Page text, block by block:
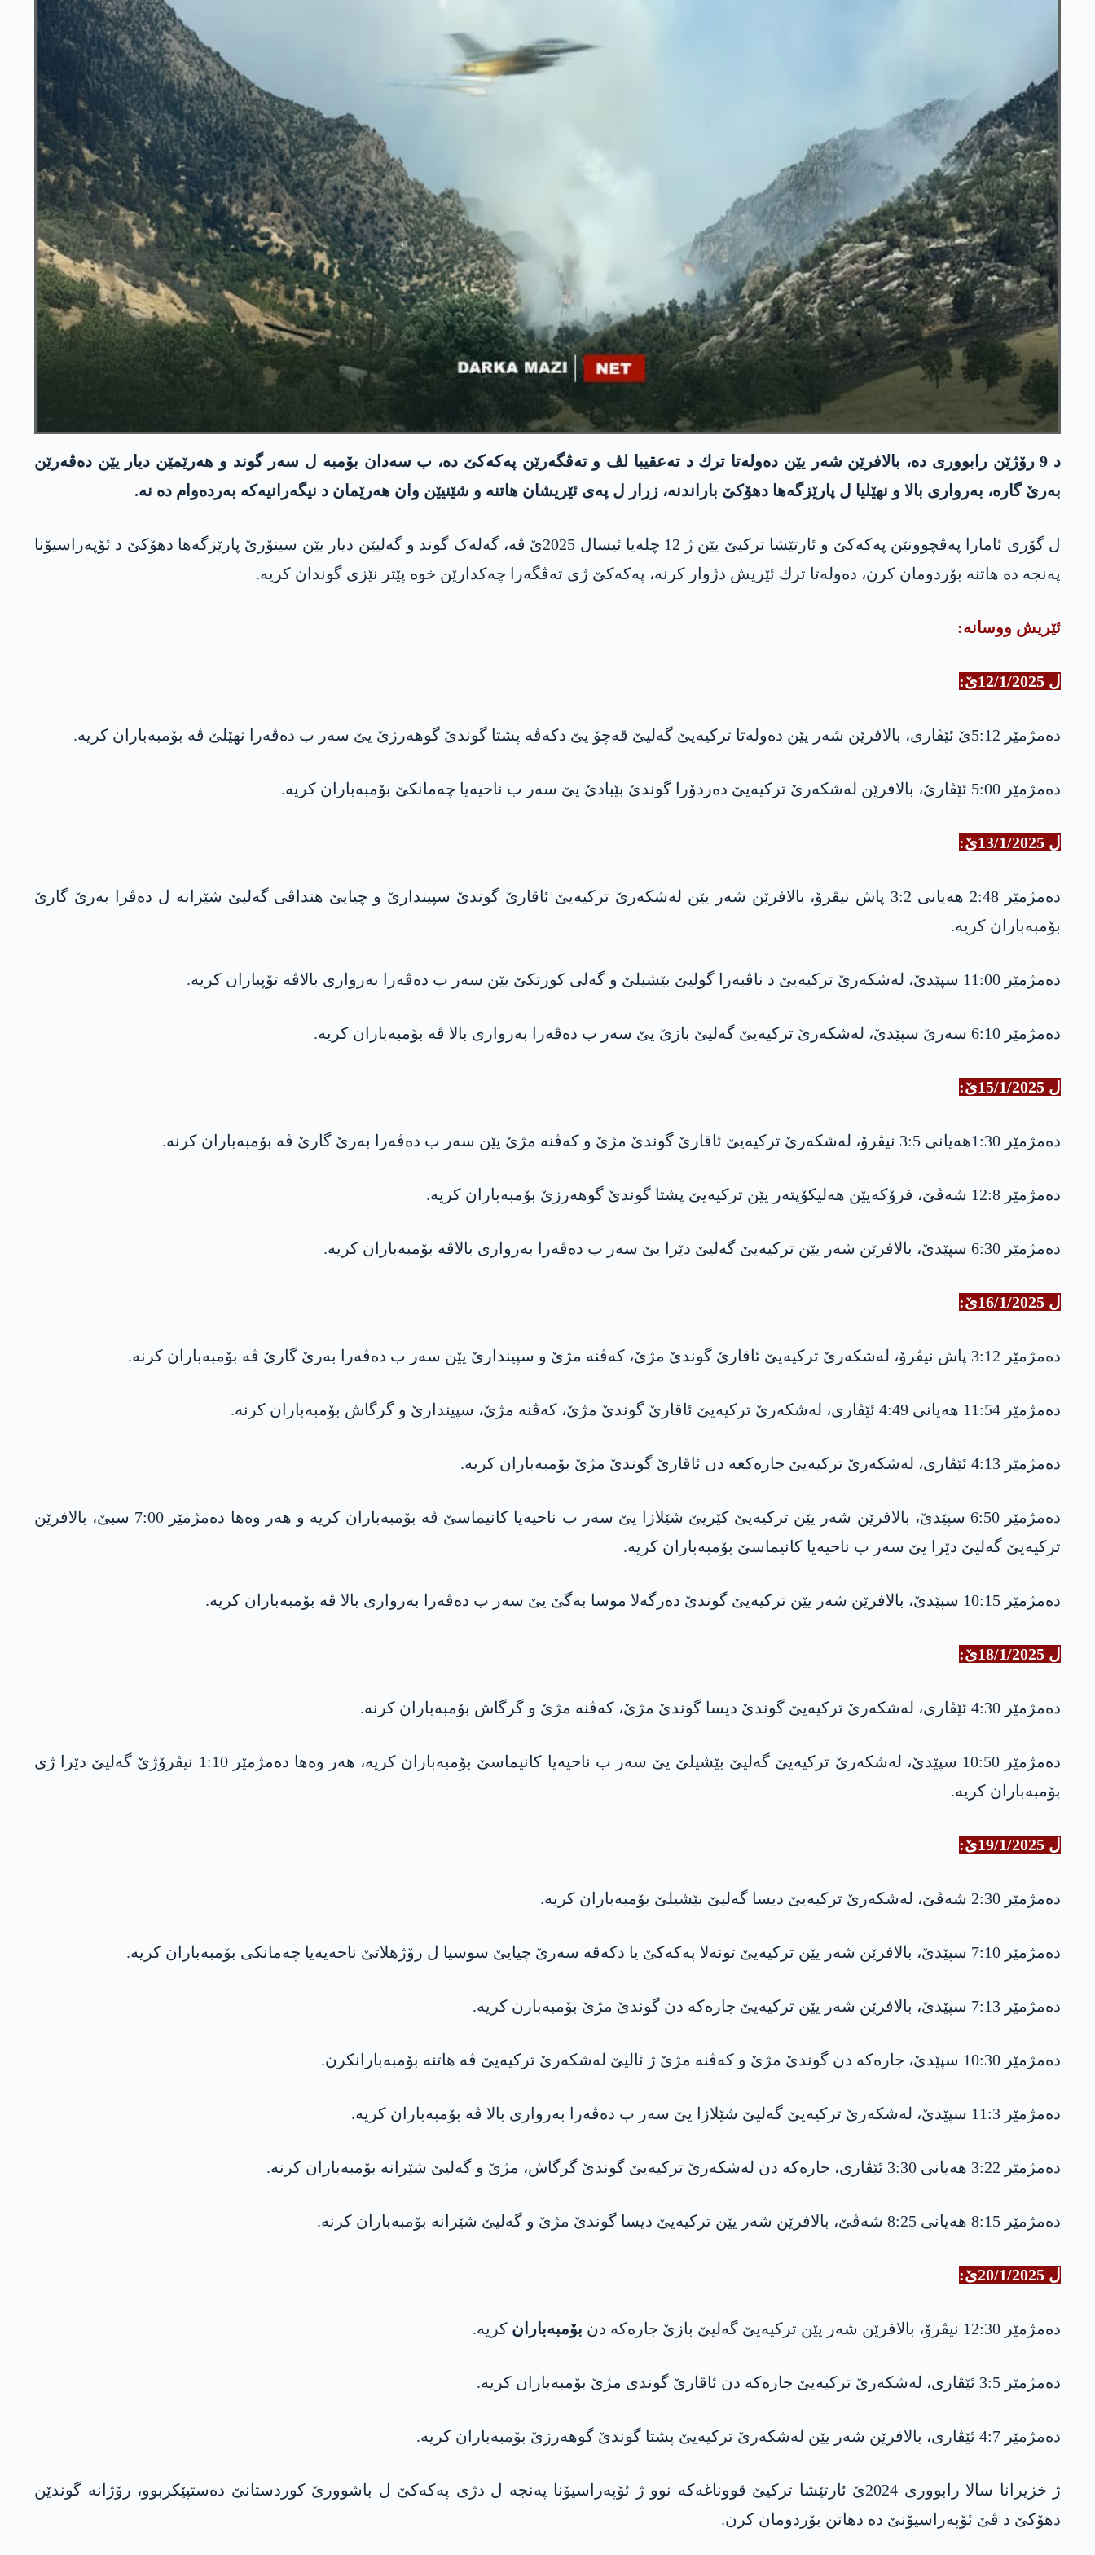
د 9 رۆژێن رابووری ده‌، بالافرێن شه‌ر یێن ده‌وله‌تا ترك د ته‌عقیبا لڤ و ته‌ڤگه‌رێن په‌كه‌كێ ده‌، ب سەدان بۆمبه‌ ل سه‌ر گوند و هه‌رێمێن دیار یێن ده‌ڤه‌رێن
به‌رێ گاره‌، به‌رواری بالا و نهێلیا ل پارێزگه‌ها دهۆكێ باراندنه‌، زرار ل په‌ی ئێریشان هاتنه‌ و شێنیێن وان هه‌رێمان د نیگه‌رانیه‌كه‌ به‌رده‌وام ده‌ نه‌.
ل گۆری ئامارا په‌ڤچوونێن په‌كه‌كێ و ئارتێشا تركیێ یێن ژ 12 چله‌یا ئیسال 2025ێ ڤه‌، گەلەک گوند و گه‌لیێن دیار یێن سینۆرێ پارێزگه‌ها دهۆكێ د ئۆپه‌راسیۆنا
په‌نجه‌ ده‌ هاتنه‌ بۆردومان كرن، ده‌وله‌تا ترك ئێریش دژوار كرنه‌، په‌كه‌كێ ژی ته‌ڤگه‌را چه‌كدارێن خوه‌ پێتر نێزی گوندان كریه‌.
ئێریش ووسانە:
ل 12/1/2025ێ:
دەمژمێر 5:12ێ ئێڤاری، بالافرێن شەر یێن دەولەتا ترکیەیێ گەلیێ قەچۆ یێ دکەڤە پشتا گوندێ گوهەرزێ یێ سەر ب دەڤەرا نهێلێ ڤە بۆمبەباران کریە.
دەمژمێر 5:00 ئێڤارێ، بالافرێن لەشکەرێ ترکیەیێ دەردۆرا گوندێ بێبادێ یێ سەر ب ناحیەیا چەمانکێ بۆمبەباران کریە.
ل 13/1/2025ێ:
دەمژمێر 2:48 هەیانی 3:2 پاش نیڤرۆ، بالافرێن شەر یێن لەشکەرێ ترکیەیێ ئاقارێ گوندێ سپیندارێ و چیایێ هنداڤی گەلیێ شێرانە ل دەڤرا بەرێ گارێ
بۆمبەباران کریە.
دەمژمێر 11:00 سپێدێ، لەشکەرێ ترکیەیێ د ناڤبەرا گولیێ بێشیلێ و گەلی کورتکێ یێن سەر ب دەڤەرا بەرواری بالاڤە تۆپباران کریە.
دەمژمێر 6:10 سەرێ سپێدێ، لەشکەرێ ترکیەیێ گەلیێ بازێ یێ سەر ب دەڤەرا بەرواری بالا ڤە بۆمبەباران کریە.
ل 15/1/2025ێ:
دەمژمێر 1:30هەیانی 3:5 نیڤرۆ، لەشکەرێ ترکیەیێ ئاقارێ گوندێ مژێ و کەڤنە مژێ یێن سەر ب دەڤەرا بەرێ گارێ ڤە بۆمبەباران کرنە.
دەمژمێر 12:8 شەڤێ، فرۆکەیێن هەلیکۆپتەر یێن ترکیەیێ پشتا گوندێ گوهەرزێ بۆمبەباران کریە.
دەمژمێر 6:30 سپێدێ، بالافرێن شەر یێن ترکیەیێ گەلیێ دێرا یێ سەر ب دەڤەرا بەرواری بالاڤە بۆمبەباران کریە.
ل 16/1/2025ێ:
دەمژمێر 3:12 پاش نیڤرۆ، لەشکەرێ ترکیەیێ ئاقارێ گوندێ مژێ، کەڤنە مژێ و سپیندارێ یێن سەر ب دەڤەرا بەرێ گارێ ڤە بۆمبەباران کرنە.
دەمژمێر 11:54 هەیانی 4:49 ئێڤاری، لەشکەرێ ترکیەیێ ئاقارێ گوندێ مژێ، کەڤنە مژێ، سپیندارێ و گرگاش بۆمبەباران کرنە.
دەمژمێر 4:13 ئێڤاری، لەشکەرێ ترکیەیێ جارەکعە دن ئاقارێ گوندێ مژێ بۆمبەباران کریە.
دەمژمێر 6:50 سپێدێ، بالافرێن شەر یێن ترکیەیێ کێریێ شێلازا یێ سەر ب ناحیەیا کانیماسێ ڤە بۆمبەباران کریە و هەر وەها دەمژمێر 7:00 سبێ، بالافرێن
ترکیەیێ گەلیێ دێرا یێ سەر ب ناحیەیا کانیماسێ بۆمبەباران کریە.
دەمژمێر 10:15 سپێدێ، بالافرێن شەر یێن ترکیەیێ گوندێ دەرگەلا موسا بەگێ یێ سەر ب دەڤەرا بەرواری بالا ڤە بۆمبەباران کریە.
ل 18/1/2025ێ:
دەمژمێر 4:30 ئێڤاری، لەشکەرێ ترکیەیێ گوندێ دیسا گوندێ مژێ، کەڤنە مژێ و گرگاش بۆمبەباران کرنە.
دەمژمێر 10:50 سپێدێ، لەشکەرێ ترکیەیێ گەلیێ بێشیلێ یێ سەر ب ناحیەیا کانیماسێ بۆمبەباران کریە، هەر وەها دەمژمێر 1:10 نیڤرۆژێ گەلیێ دێرا ژی
بۆمبەباران کریە.
ل 19/1/2025ێ:
دەمژمێر 2:30 شەڤێ، لەشکەرێ ترکیەیێ دیسا گەلیێ بێشیلێ بۆمبەباران کریە.
دەمژمێر 7:10 سپێدێ، بالافرێن شەر یێن ترکیەیێ تونەلا پەکەکێ یا دکەڤە سەرێ چیایێ سوسیا ل رۆژهلاتێ ناحەیەیا چەمانکی بۆمبەباران کریە.
دەمژمێر 7:13 سپێدێ، بالافرێن شەر یێن ترکیەیێ جارەکە دن گوندێ مژێ بۆمبەبارن کریە.
دەمژمێر 10:30 سپێدێ، جارەکە دن گوندێ مژێ و کەڤنە مژێ ژ ئالیێ لەشکەرێ ترکیەیێ ڤە هاتنە بۆمبەبارانکرن.
دەمژمێر 11:3 سپێدێ، لەشکەرێ ترکیەیێ گەلیێ شێلازا یێ سەر ب دەڤەرا بەرواری بالا ڤە بۆمبەباران کریە.
دەمژمێر 3:22 هەیانی 3:30 ئێڤاری، جارەکە دن لەشکەرێ ترکیەیێ گوندێ گرگاش، مژێ و گەلیێ شێرانە بۆمبەباران کرنە.
دەمژمێر 8:15 هەیانی 8:25 شەڤێ، بالافرێن شەر یێن ترکیەیێ دیسا گوندێ مژێ و گەلیێ شێرانە بۆمبەباران کرنە.
ل 20/1/2025ێ:
دەمژمێر 12:30 نیڤرۆ، بالافرێن شەر یێن ترکیەیێ گەلیێ بازێ جارەکە دن بۆمبەباران کریە.
دەمژمێر 3:5 ئێڤاری، لەشکەرێ ترکیەیێ جارەکە دن ئاقارێ گوندی مژێ بۆمبەباران کریە.
دەمژمێر 4:7 ئێڤاری، بالافرێن شەر یێن لەشکەرێ ترکیەیێ پشتا گوندێ گوهەرزێ بۆمبەباران کریە.
ژ خزیرانا سالا رابووری 2024ێ ئارتێشا تركیێ قووناغه‌كه‌ نوو ژ ئۆپه‌راسیۆنا په‌نجه‌ ل دژی په‌كه‌كێ ل باشوورێ كوردستانێ ده‌ستپێكربوو، رۆژانه‌ گوندێن
دهۆكێ د ڤێ ئۆپه‌راسیۆنێ ده‌ دهاتن بۆردومان كرن.